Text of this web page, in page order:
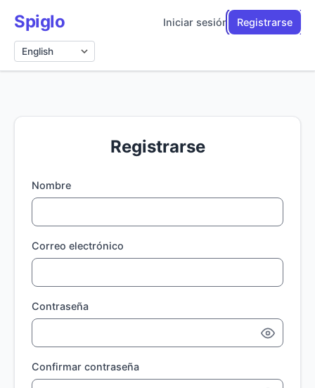
Spiglo Iniciar sesión Registrarse
Idioma
Registrarse
Nombre
Correo electrónico
Contraseña
Confirmar contraseña